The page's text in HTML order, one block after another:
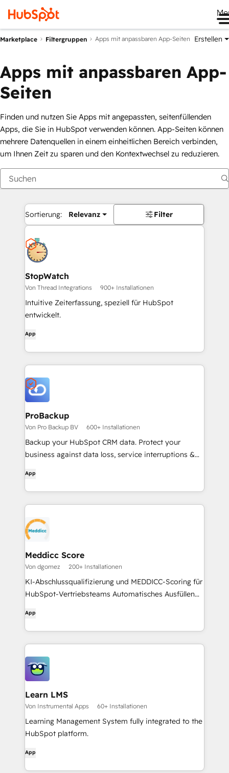
Marketplace Filtergruppen Apps mit anpassbaren App-Seiten Erstellen
Apps mit anpassbaren App-
Seiten
Finden und nutzen Sie Apps mit angepassten, seitenfüllenden
Apps, die Sie in HubSpot verwenden können. App-Seiten können
mehrere Datenquellen in einem einheitlichen Bereich verbinden,
um Ihnen Zeit zu sparen und den Kontextwechsel zu reduzieren.
Sortierung: Relevanz Filter
StopWatch
Von Thread Integrations 900+ Installationen
Intuitive Zeiterfassung, speziell für HubSpot
entwickelt.
App
ProBackup
Von Pro Backup BV 600+ Installationen
Backup your HubSpot CRM data. Protect your
business against data loss, service interruptions &
App
Meddicc Score
Von dgomez 200+ Installationen
KI-Abschlussqualifizierung und MEDDICC-Scoring für
HubSpot-Vertriebsteams Automatisches Ausfüllen
gestütztes Scoring und sofortiges Feedback.
Unterstützung für mehrere Frameworks: MEDDPICC,
BANT, SPICED, CHAMP... Mühelose Integration mit
HubSpot für optimierte Arbeitsabläufe.
Organisations- und Konkurrenztabellen zur
Organisation der Geschäftsinformationen.
App
Learn LMS
Von Instrumental Apps 60+ Installationen
Learning Management System fully integrated to the
HubSpot platform.
App